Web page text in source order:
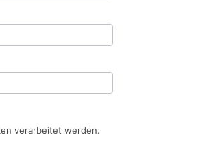
verarbeitet werden.